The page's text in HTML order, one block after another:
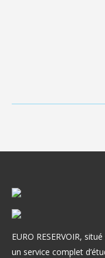
EURO RESERVOIR,
un service complet